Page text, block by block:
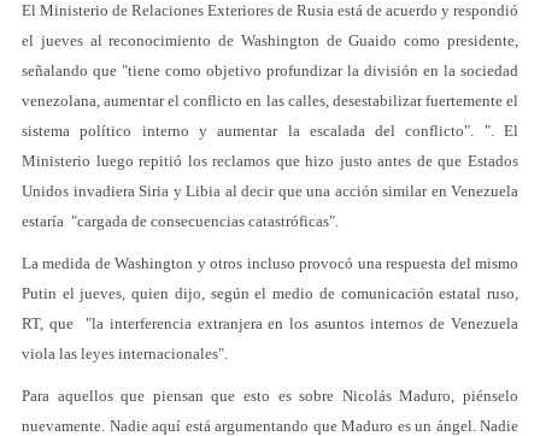
El Ministerio de Relaciones Exteriores de Rusia está de acuerdo y respondió
el jueves al reconocimiento de Washington de Guaido como presidente,
señalando que "tiene como objetivo profundizar la división en la sociedad
venezolana, aumentar el conflicto en las calles, desestabilizar fuertemente el
sistema político interno y aumentar la escalada del conflicto". ". El
Ministerio luego repitió los reclamos que hizo justo antes de que Estados
Unidos invadiera Siria y Libia al decir que una acción similar en Venezuela
estaría "cargada de consecuencias catastróficas".
La medida de Washington y otros incluso provocó una respuesta del mismo
Putin el jueves, quien dijo, según el medio de comunicación estatal ruso,
RT, que "la interferencia extranjera en los asuntos internos de Venezuela
viola las leyes internacionales".
Para aquellos que piensan que esto es sobre Nicolás Maduro, piénselo
nuevamente. Nadie aquí está argumentando que Maduro es un ángel. Nadie